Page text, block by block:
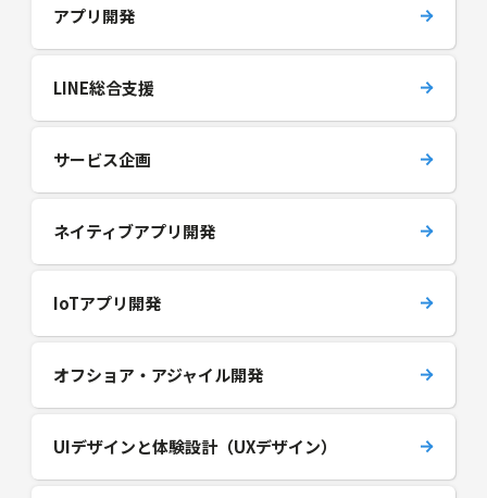
アプリ開発
LINE総合支援
サービス企画
ネイティブアプリ開発
IoTアプリ開発
オフショア・アジャイル開発
UIデザインと体験設計（UXデザイン）